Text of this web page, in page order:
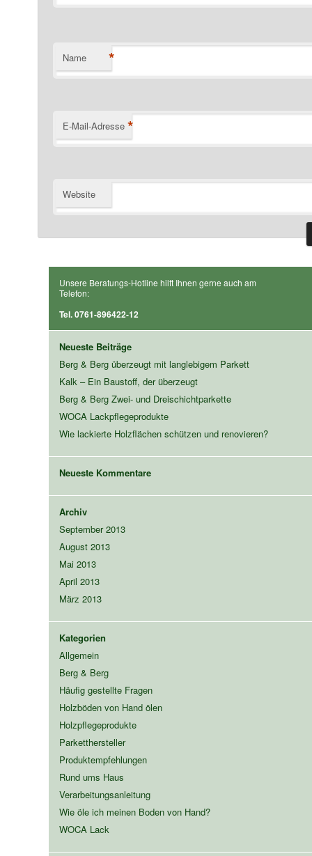
Name *
E-Mail-Adresse *
Website
Unsere Beratungs-Hotline hilft Ihnen gerne auch am
Telefon:
Tel. 0761-896422-12
Neueste Beiträge
Berg & Berg überzeugt mit langlebigem Parkett
Kalk – Ein Baustoff, der überzeugt
Berg & Berg Zwei- und Dreischichtparkette
WOCA Lackpflegeprodukte
Wie lackierte Holzflächen schützen und renovieren?
Neueste Kommentare
Archiv
September 2013
August 2013
Mai 2013
April 2013
März 2013
Kategorien
Allgemein
Berg & Berg
Häufig gestellte Fragen
Holzböden von Hand ölen
Holzpflegeprodukte
Parketthersteller
Produktempfehlungen
Rund ums Haus
Verarbeitungsanleitung
Wie öle ich meinen Boden von Hand?
WOCA Lack